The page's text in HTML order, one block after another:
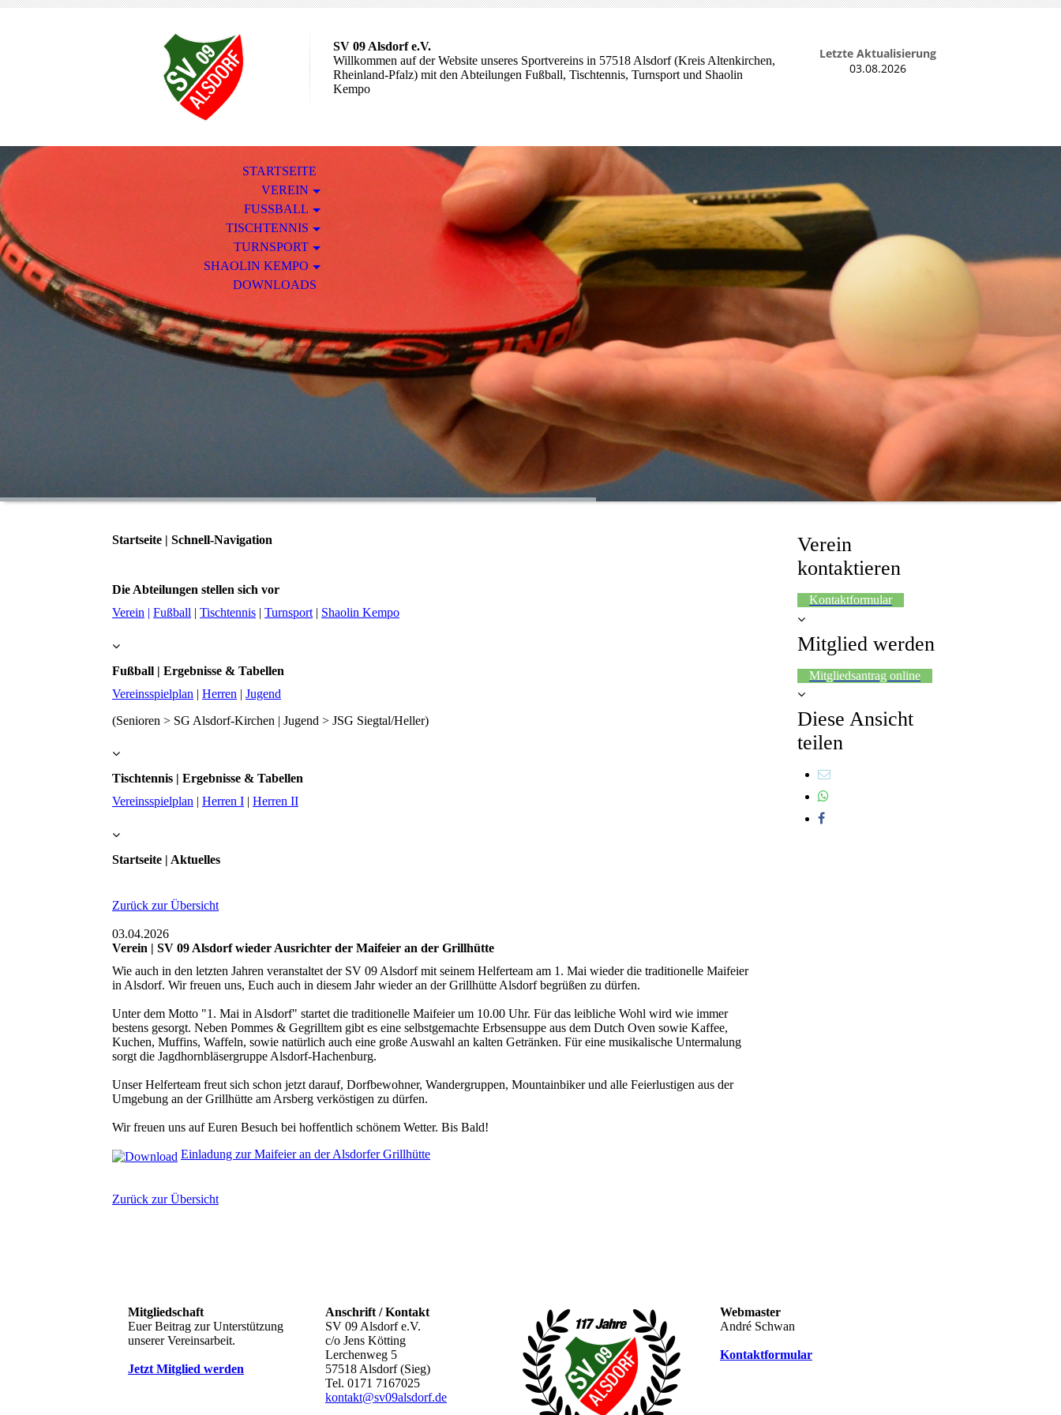
SV 09 Alsdorf e.V.
Willkommen auf der Website unseres Sportvereins in 57518 Alsdorf (Kreis Altenkirchen,
Rheinland-Pfalz) mit den Abteilungen Fußball, Tischtennis, Turnsport und Shaolin
Kempo
Letzte Aktualisierung
03.08.2026
STARTSEITE
VEREIN
FUSSBALL
TISCHTENNIS
TURNSPORT
SHAOLIN KEMPO
DOWNLOADS
Startseite | Schnell-Navigation
Die Abteilungen stellen sich vor
Verein | Fußball | Tischtennis | Turnsport | Shaolin Kempo
Fußball | Ergebnisse & Tabellen
Vereinsspielplan | Herren | Jugend
(Senioren > SG Alsdorf-Kirchen | Jugend > JSG Siegtal/Heller)
Tischtennis | Ergebnisse & Tabellen
Vereinsspielplan | Herren I | Herren II
Startseite | Aktuelles
Zurück zur Übersicht
03.04.2026
Verein | SV 09 Alsdorf wieder Ausrichter der Maifeier an der Grillhütte
Wie auch in den letzten Jahren veranstaltet der SV 09 Alsdorf mit seinem Helferteam am 1. Mai wieder die traditionelle Maifeier
in Alsdorf. Wir freuen uns, Euch auch in diesem Jahr wieder an der Grillhütte Alsdorf begrüßen zu dürfen.
Unter dem Motto "1. Mai in Alsdorf" startet die traditionelle Maifeier um 10.00 Uhr. Für das leibliche Wohl wird wie immer
bestens gesorgt. Neben Pommes & Gegrilltem gibt es eine selbstgemachte Erbsensuppe aus dem Dutch Oven sowie Kaffee,
Kuchen, Muffins, Waffeln, sowie natürlich auch eine große Auswahl an kalten Getränken. Für eine musikalische Untermalung
sorgt die Jagdhornbläsergruppe Alsdorf-Hachenburg.
Unser Helferteam freut sich schon jetzt darauf, Dorfbewohner, Wandergruppen, Mountainbiker und alle Feierlustigen aus der
Umgebung an der Grillhütte am Arsberg verköstigen zu dürfen.
Wir freuen uns auf Euren Besuch bei hoffentlich schönem Wetter. Bis Bald!
Einladung zur Maifeier an der Alsdorfer Grillhütte
Zurück zur Übersicht
Verein
kontaktieren
Kontaktformular
Mitglied werden
Mitgliedsantrag online
Diese Ansicht
teilen
Mitgliedschaft
Euer Beitrag zur Unterstützung
unserer Vereinsarbeit.
Jetzt Mitglied werden
Anschrift / Kontakt
SV 09 Alsdorf e.V.
c/o Jens Kötting
Lerchenweg 5
57518 Alsdorf (Sieg)
Tel. 0171 7167025
kontakt@sv09alsdorf.de
Webmaster
André Schwan
Kontaktformular